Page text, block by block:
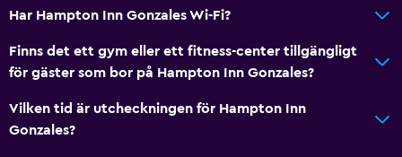
Har Hampton Inn Gonzales Wi-Fi?
Finns det ett gym eller ett fitness-center tillgängligt
för gäster som bor på Hampton Inn Gonzales?
Vilken tid är utcheckningen för Hampton Inn
Gonzales?